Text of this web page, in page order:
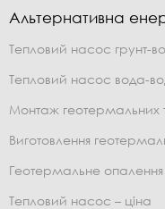
Альтернативна
Тепловий насос грунт-
Тепловий насос вода-
Монтаж геотермальних
Виготовлення
Геотермальне опалення
Тепловий насос – ціна